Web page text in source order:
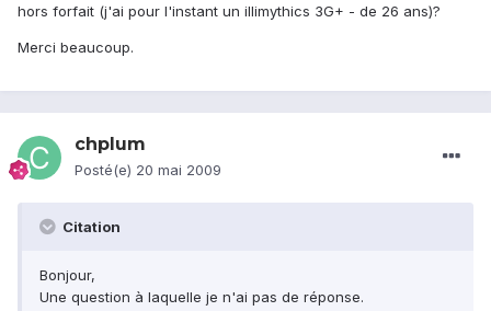
hors forfait (j'ai pour l'instant un illimythics 3G+ - de 26 ans)?
Merci beaucoup.
chplum
Posté(e) 20 mai 2009
Citation
Bonjour,
Une question à laquelle je n'ai pas de réponse.